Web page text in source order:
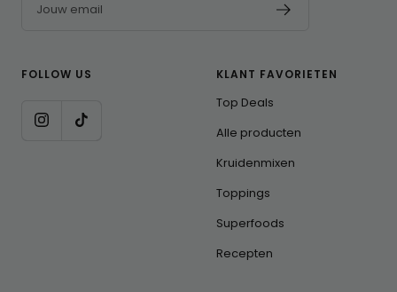
Jouw email
FOLLOW US KLANT FAVORIETEN
Top Deals
Alle producten
Kruidenmixen
Toppings
Superfoods
Recepten